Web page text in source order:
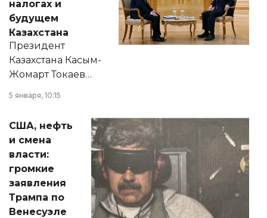
налогах и
будущем
Казахстана
Президент
Казахстана Касым-
Жомарт Токаев
сразу несколько
актуальных тем —
от слухов о
политических
реформах до
вопросов армии,
экономики и
личного здоровья.
5 января, 10:15
США, нефть
и смена
власти:
громкие
заявления
Трампа по
Венесуэле